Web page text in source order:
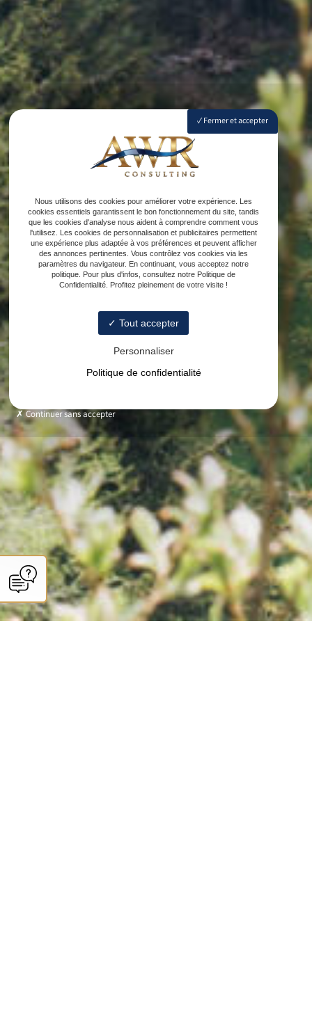
Fermer et accepter
Nous utilisons des cookies pour améliorer votre expérience. Les
cookies essentiels garantissent le bon fonctionnement du site, tandis
que les cookies d'analyse nous aident à comprendre comment vous
l'utilisez. Les cookies de personnalisation et publicitaires permettent
une expérience plus adaptée à vos préférences et peuvent afficher
des annonces pertinentes. Vous contrôlez vos cookies via les
paramètres du navigateur. En continuant, vous acceptez notre
politique. Pour plus d'infos, consultez notre Politique de
Confidentialité. Profitez pleinement de votre visite !
Tout accepter
Personnaliser
Politique de confidentialité
Continuer sans accepter